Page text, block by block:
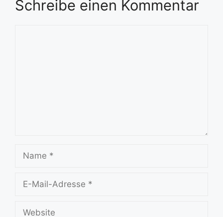
Schreibe einen Kommentar
Name
Website